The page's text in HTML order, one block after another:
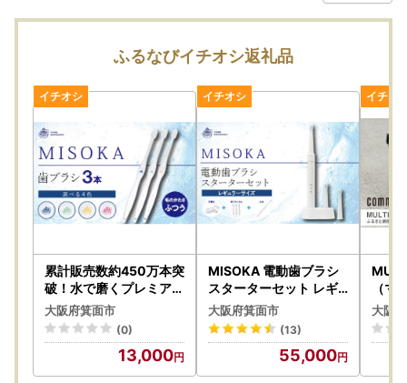
※贈答品の場合も「受取人様ご負担」となります。お届け先
の住所入力には十分ご注意ください。
※定期便をお申し込みの皆様は、お届け先変更の場合、必ず
箕面市までご連絡ください。
ふるなびイチオシ返礼品
累計販売数約450万本突
破！水で磨くプレミアム
歯ブラシ！MISOKA 基
本の歯ブラシ(3本セッ
ト) ゲキツル ハブラシ
歯磨き はみがき ふつう
高級 デンタルケア プレ
大阪府箕面市
(0)
13,000
MISOKA 電動歯ブラシ
スターターセット レギ
ュラーサイズ 本体 充電
器 替ブラシ 3本 電動ハ
ブラシ デンタルケア【
m06-14】【株式会社夢
職人】
大阪府箕面市
(13)
55,000
（マ
）ア
BAN
S、
木鉢
大阪